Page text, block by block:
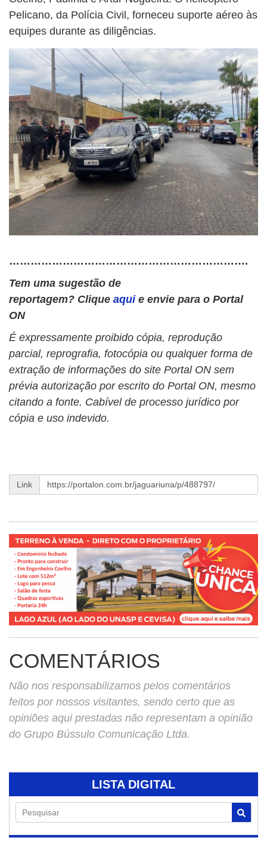
Pelicano, da Polícia Civil, forneceu suporte aéreo às
equipes durante as diligências.
………………………………………………………….
Tem uma sugestão de
reportagem? Clique aqui e envie para o Portal
ON
É expressamente proibido cópia, reprodução
parcial, reprografia, fotocópia ou qualquer forma de
extração de informações do site Portal ON sem
prévia autorização por escrito do Portal ON, mesmo
citando a fonte. Cabível de processo jurídico por
cópia e uso indevido.
Link
COMENTÁRIOS
Não nos responsabilizamos pelos comentários
feitos por nossos visitantes, sendo certo que as
opiniões aqui prestadas não representam a opinião
do Grupo Bússulo Comunicação Ltda.
LISTA DIGITAL
Pesquisar